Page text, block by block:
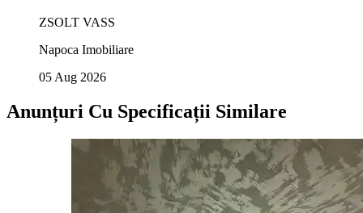
ZSOLT VASS
Napoca Imobiliare
05 Aug 2026
Anunțuri Cu Specificații Similare